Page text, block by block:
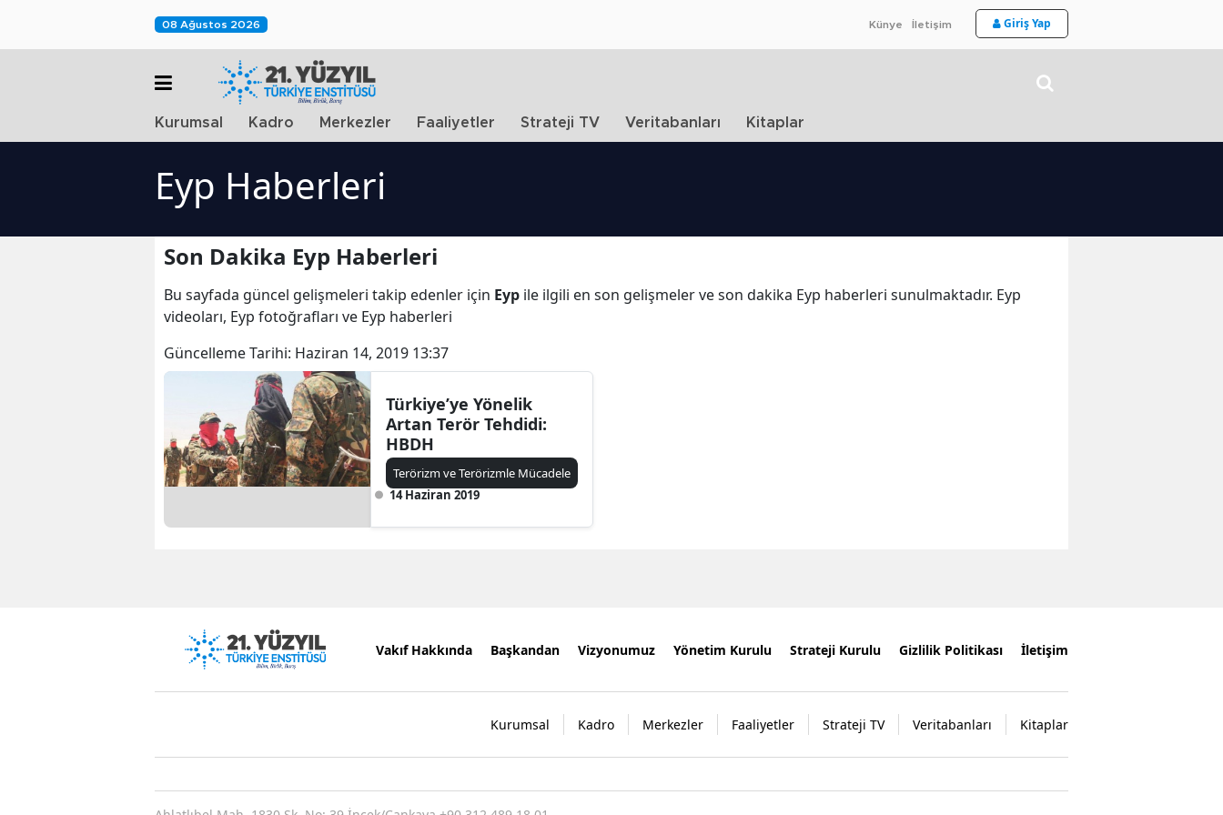
08 Ağustos 2026 Künye İletişim Giriş Yap
Kurumsal Kadro Merkezler Faaliyetler Strateji TV Veritabanları Kitaplar
Eyp Haberleri
Son Dakika Eyp Haberleri
Bu sayfada güncel gelişmeleri takip edenler için Eyp ile ilgili en son gelişmeler ve son dakika Eyp haberleri sunulmaktadır. Eyp
videoları, Eyp fotoğrafları ve Eyp haberleri
Güncelleme Tarihi: Haziran 14, 2019 13:37
Türkiye’ye Yönelik
Artan Terör Tehdidi:
HBDH
Terörizm ve Terörizmle Mücadele
14 Haziran 2019
Vakıf Hakkında Başkandan Vizyonumuz Yönetim Kurulu Strateji Kurulu Gizlilik Politikası İletişim
Kurumsal Kadro Merkezler Faaliyetler Strateji TV Veritabanları Kitaplar